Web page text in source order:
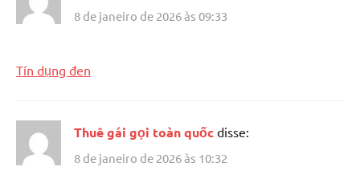
8 de janeiro de 2026 às 09:33
Tín dụng đen
Thuê gái gọi toàn quốc disse:
8 de janeiro de 2026 às 10:32